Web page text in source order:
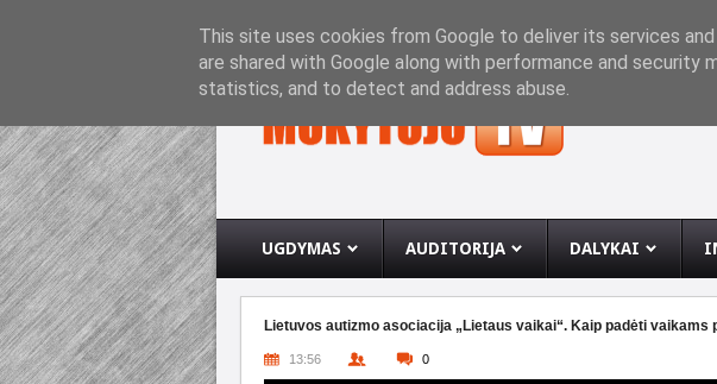
UGDYMAS AUDITORIJA DALYKAI
Lietuvos autizmo asociacija „Lietaus vaikai“. Kaip padėti
13:56 0
This site uses cookies from Google to deliver its services
are shared with Google along with performance and
statistics, and to detect and address abuse.